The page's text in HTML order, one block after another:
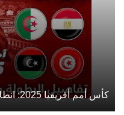
كأس أمم أفريقيا 2025: انطلاق المنافسات